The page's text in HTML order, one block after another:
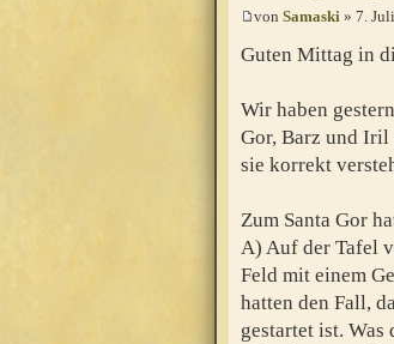
von Samaski » 7.
Guten Mittag in
Wir haben
Gor, Barz und Iril
sie korrekt
Zum Santa Gor
A) Auf der Tafel
Feld mit einem
hatten den Fall,
gestartet ist.